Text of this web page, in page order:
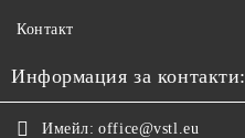
Контакт
Информация за контакти:
Имейл: office@vstl.eu